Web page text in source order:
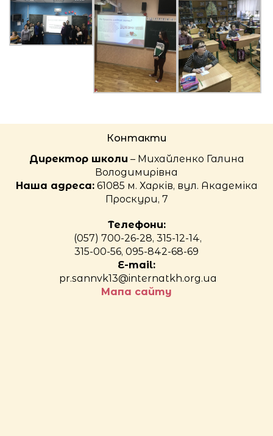
Контакти
Директор школи – Михайленко Галина
Володимирівна
Наша адреса:61085 м. Харків, вул. Академіка
Проскури, 7
Телефони:
(057) 700-26-28, 315-12-14,
315-00-56, 095-842-68-69
E-mail:
pr.sannvk13@internatkh.org.ua
Мапа сайту